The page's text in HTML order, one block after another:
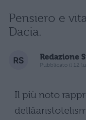
Pensiero e
Dacia.
Redazione
Pubblicato il 12
Il più noto